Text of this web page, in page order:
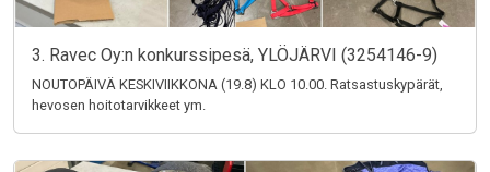
3. Ravec Oy:n konkurssipesä, YLÖJÄRVI (3254146-9)
NOUTOPÄIVÄ KESKIVIIKKONA (19.8) KLO 10.00. Ratsastuskypärät,
hevosen hoitotarvikkeet ym.